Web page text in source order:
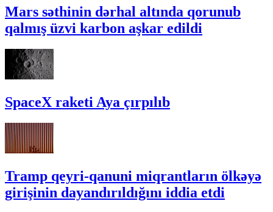
Mars səthinin dərhal altında qorunub
qalmış üzvi karbon aşkar edildi
SpaceX raketi Aya çırpılıb
Tramp qeyri-qanuni miqrantların ölkəyə
girişinin dayandırıldığını iddia etdi